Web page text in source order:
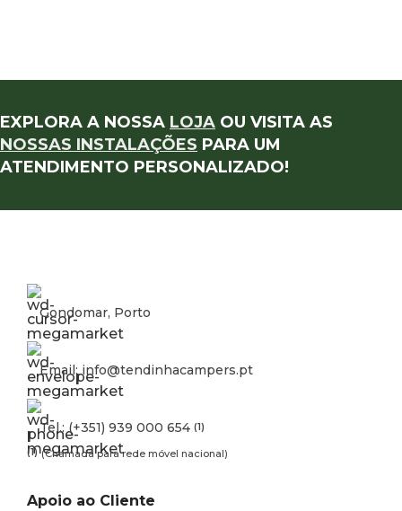
EXPLORA A NOSSA LOJA OU VISITA AS
NOSSAS INSTALAÇÕES PARA UM
ATENDIMENTO PERSONALIZADO!
Gondomar, Porto
Email: info@tendinhacampers.pt
Tel.: (+351) 939 000 654 (1)
(1) (Chamada para rede móvel nacional)
Apoio ao Cliente